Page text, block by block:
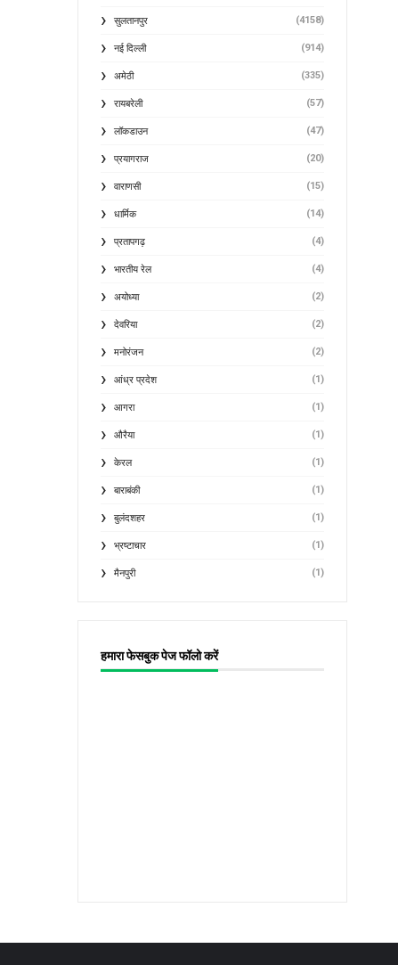
सुलतानपुर (4158)
नई दिल्ली (914)
अमेठी (335)
रायबरेली (57)
लॉकडाउन (47)
प्रयागराज (20)
वाराणसी (15)
धार्मिक (14)
प्रतापगढ़ (4)
भारतीय रेल (4)
अयोध्या (2)
देवरिया (2)
मनोरंजन (2)
आंध्र प्रदेश (1)
आगरा (1)
औरैया (1)
केरल (1)
बाराबंकी (1)
बुलंदशहर (1)
भ्रष्टाचार (1)
मैनपुरी (1)
हमारा फेसबुक पेज फॉलो करें